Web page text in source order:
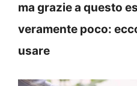
ma grazie a questo
veramente poco:
usare